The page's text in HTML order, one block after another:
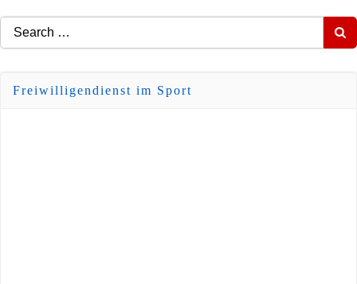
Search
for:
Freiwilligendienst im Sport